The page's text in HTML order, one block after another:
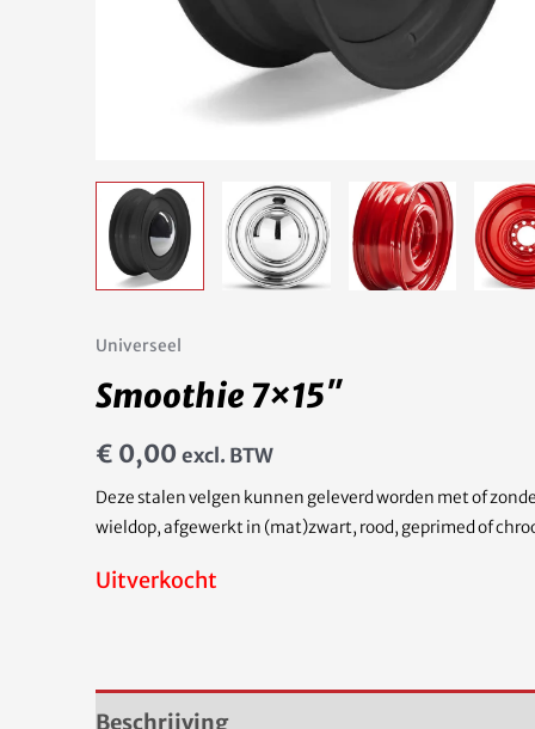
Universeel
Smoothie 7×15″
€ 0,00 excl. BTW
Deze stalen velgen kunnen geleverd worden met of
wieldop, afgewerkt in (mat)zwart, rood, geprimed of
Uitverkocht
Beschrijving